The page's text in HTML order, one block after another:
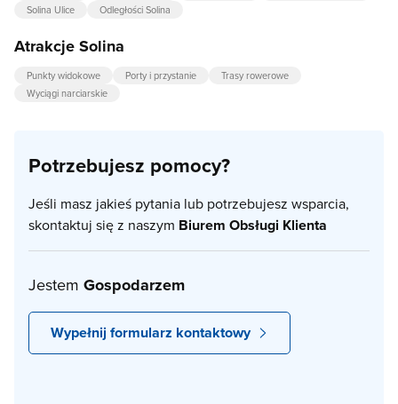
Solina Ulice
Odległości Solina
Atrakcje Solina
Punkty widokowe Porty i przystanie
Trasy rowerowe
Wyciągi narciarskie
Potrzebujesz pomocy?
Jeśli masz jakieś pytania lub potrzebujesz wsparcia,
skontaktuj się z naszym Biurem Obsługi Klienta
Jestem Gospodarzem
Wypełnij formularz kontaktowy